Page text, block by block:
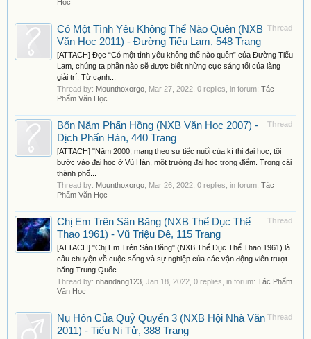
Học
Thread
Có Một Tình Yêu Không Thể Nào Quên (NXB
Văn Học 2011) - Đường Tiểu Lam, 548 Trang
[ATTACH] Đọc “Có một tình yêu không thể nào quên” của Đường Tiểu
Lam, chúng ta phần nào sẽ được biết những cực sáng tối của làng
giải trí. Từ cạnh...
Thread by: Mounthoxorgo Mar 27, 2022 , 0 replies, in forum: Tác
Phẩm Văn Học
Thread
Bốn Năm Phấn Hồng (NXB Văn Học 2007) -
Dịch Phấn Hàn, 440 Trang
[ATTACH] "Năm 2000, mang theo sự tiếc nuối của kì thi đại học, tôi
bước vào đại học ở Vũ Hán, một trường đại học trọng điểm. Trong cái
thành phố...
Thread by: Mounthoxorgo Mar 26, 2022 , 0 replies, in forum: Tác
Phẩm Văn Học
Thread
Chị Em Trên Sân Băng (NXB Thể Dục Thể
Thao 1961) - Vũ Triệu Đê, 115 Trang
[ATTACH] "Chị Em Trên Sân Băng" (NXB Thể Dục Thể Thao 1961) là
câu chuyện về cuộc sống và sự nghiệp của các vận động viên trượt
băng Trung Quốc....
Thread by: nhandang123 Jan 18, 2022 , 0 replies, in forum: Tác Phẩm
Văn Học
Thread
Nụ Hôn Của Quỷ Quyển 3 (NXB Hội Nhà Văn
2011) - Tiểu Ni Tử, 388 Trang